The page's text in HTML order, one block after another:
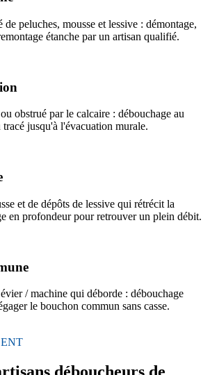
de peluches, mousse et lessive : démontage,
étanche par un artisan qualifié.
obstrué par le calcaire : débouchage au
jusqu'à l'évacuation murale.
et de dépôts de lessive qui rétrécit la
en profondeur pour retrouver un plein débit.
/ machine qui déborde : débouchage
le bouchon commun sans casse.